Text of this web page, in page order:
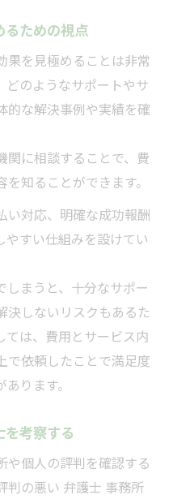
ための視点
果を見極めることは非常
どのようなサポートやサ
的な解決事例や実績を確
関に相談することで、費
知ることができます。
い対応、明確な成功報酬
すい仕組みを設けてい
まうと、十分なサポー
決しないリスクもあるた
ては、費用とサービス内
で依頼したことで満足度
ります。
考察する
や個人の評判を確認する
判の悪い 弁護士 事務所